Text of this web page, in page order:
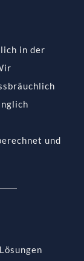
in der
und